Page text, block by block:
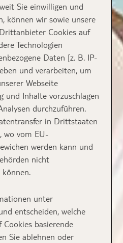
Sie einwilligen und
können wir sowie unsere
Cookies auf
Technologien
Daten [z. B. IP-
und verarbeiten, um
Webseite
und Inhalte vorzuschlagen
durchzuführen.
in Drittstaaten
wo vom EU-
werden kann und
nicht
können.
unter
entscheiden, welche
Cookies basierende
Sie ablehnen oder